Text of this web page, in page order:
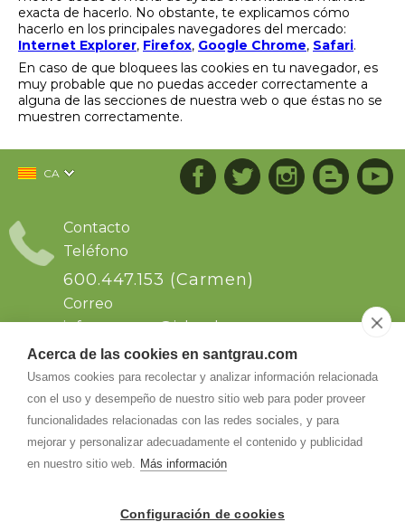
Acerca de las cookies en santgrau.com
Usamos cookies para recolectar y analizar información relacionada
con el uso y desempeño de nuestro sitio web para poder proveer
funcionalidades relacionadas con las redes sociales, y para
mejorar y personalizar adecuadamente el contenido y publicidad
en nuestro sitio web. Más información
Configuración de cookies
exacta de hacerlo. No obstante, te explicamos cómo
hacerlo en los principales navegadores del mercado:
Internet Explorer, Firefox, Google Chrome, Safari.
En caso de que bloquees las cookies en tu navegador, es
muy probable que no puedas acceder correctamente a
alguna de las secciones de nuestra web o que éstas no se
muestren correctamente.
CA
Contacto
Teléfono
600.447.153 (Carmen)
Correo
info.santgrau@icloud.com
Dirección
Sant Grau s/n. Ctra de Solsona km64, dirección
a Naves..Comarca del Solsonas. Naves
25286-Naves (Lleida)